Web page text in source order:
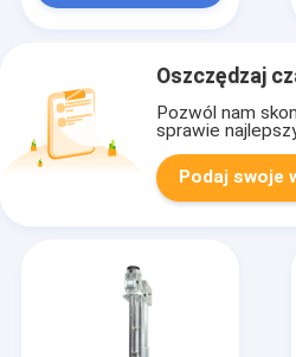
Oszczędzaj
Pozwól nam
sprawie
Podaj swoje